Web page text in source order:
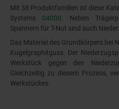
Mit 38 Produktfamilien ist diese
Systems 04000 . Neben
Spannern für T-Nut sind auch
Das Material des Grundkörpers bei
Kugelgraphitguss. Der
Werkstück gegen den
Gleichzeitig zu diesem Prozess,
Werkstückes.